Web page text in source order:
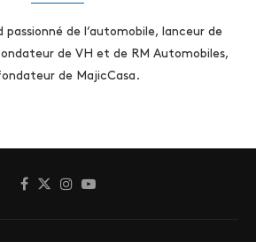
passionné de l’automobile, lanceur de
de VH et de RM Automobiles,
de MajicCasa.